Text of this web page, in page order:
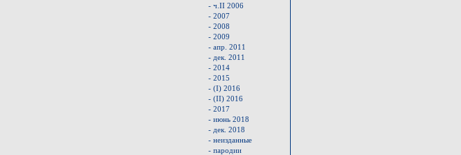
- ч.II 2006
- 2007
- 2008
- 2009
- апр. 2011
- дек. 2011
- 2014
- 2015
- (I) 2016
- (II) 2016
- 2017
- июнь 2018
- дек. 2018
- неизданные
- пародии